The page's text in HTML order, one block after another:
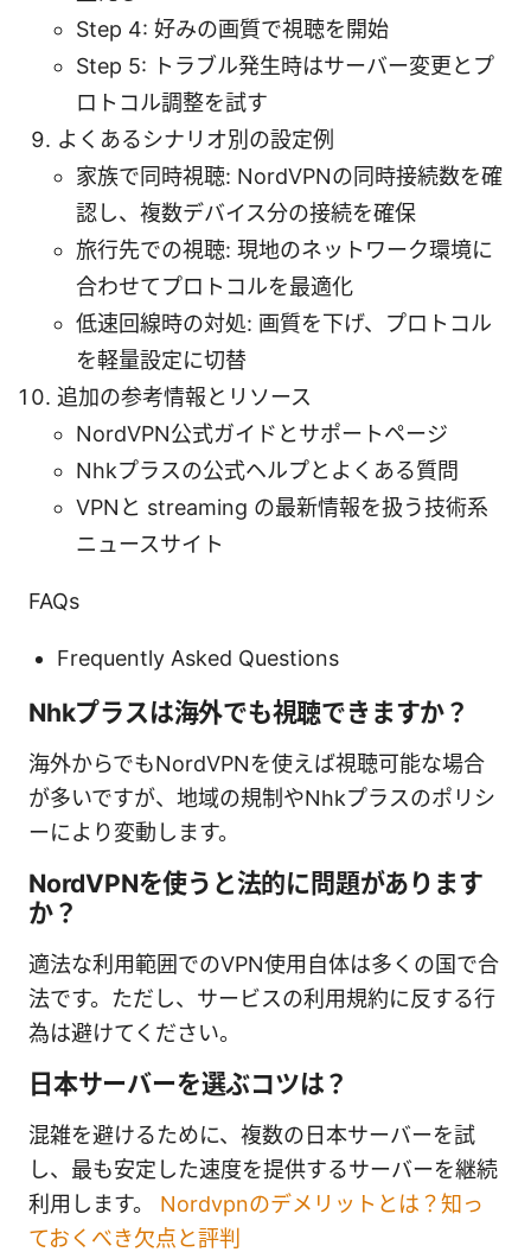
Step 4: 好みの画質で視聴を開始
Step 5: トラブル発生時はサーバー変更とプ
ロトコル調整を試す
よくあるシナリオ別の設定例
家族で同時視聴: NordVPNの同時接続数を確
認し、複数デバイス分の接続を確保
旅行先での視聴: 現地のネットワーク環境に
合わせてプロトコルを最適化
低速回線時の対処: 画質を下げ、プロトコル
を軽量設定に切替
追加の参考情報とリソース
NordVPN公式ガイドとサポートページ
Nhkプラスの公式ヘルプとよくある質問
VPNと streaming の最新情報を扱う技術系
ニュースサイト
FAQs
Frequently Asked Questions
Nhkプラスは海外でも視聴できますか？
海外からでもNordVPNを使えば視聴可能な場合
が多いですが、地域の規制やNhkプラスのポリシ
ーにより変動します。
NordVPNを使うと法的に問題があります
か？
適法な利用範囲でのVPN使用自体は多くの国で合
法です。ただし、サービスの利用規約に反する行
為は避けてください。
日本サーバーを選ぶコツは？
混雑を避けるために、複数の日本サーバーを試
し、最も安定した速度を提供するサーバーを継続
利用します。 Nordvpnのデメリットとは？知っ
ておくべき欠点と評判